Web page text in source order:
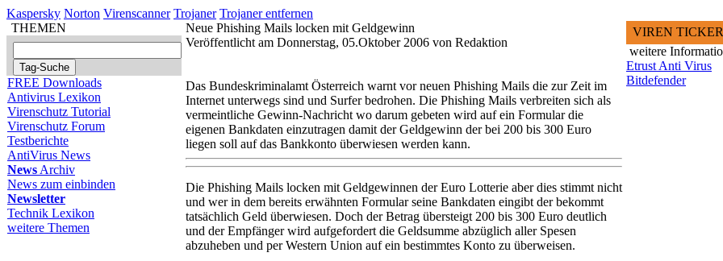
Kaspersky Norton Virenscanner Trojaner Trojaner entfernen
THEMEN
FREE Downloads
Antivirus Lexikon
Virenschutz Tutorial
Virenschutz Forum
Testberichte
AntiVirus News
News Archiv
News zum einbinden
Newsletter
Technik Lexikon
weitere Themen
Neue Phishing Mails locken mit Geldgewinn
Veröffentlicht am Donnerstag, 05.Oktober 2006 von Redaktion
Das Bundeskriminalamt Österreich warnt vor neuen Phishing Mails die zur Zeit im
Internet unterwegs sind und Surfer bedrohen. Die Phishing Mails verbreiten sich als
vermeintliche Gewinn-Nachricht wo darum gebeten wird auf ein Formular die
eigenen Bankdaten einzutragen damit der Geldgewinn der bei 200 bis 300 Euro
liegen soll auf das Bankkonto überwiesen werden kann.
Die Phishing Mails locken mit Geldgewinnen der Euro Lotterie aber dies stimmt nicht
und wer in dem bereits erwähnten Formular seine Bankdaten eingibt der bekommt
tatsächlich Geld überwiesen. Doch der Betrag übersteigt 200 bis 300 Euro deutlich
und der Empfänger wird aufgefordert die Geldsumme abzüglich aller Spesen
abzuheben und per Western Union auf ein bestimmtes Konto zu überweisen.
VIREN TICKER
weitere
Etrust Anti Virus
Bitdefender